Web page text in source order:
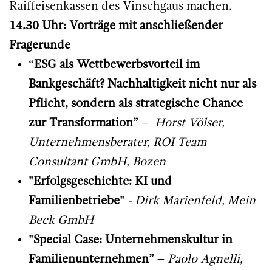
Raiffeisenkassen des Vinschgaus machen.
14.30 Uhr: Vorträge mit anschließender
Fragerunde
“ESG als Wettbewerbsvorteil im
Bankgeschäft? Nachhaltigkeit nicht nur als
Pflicht, sondern als strategische Chance
zur Transformation” – Horst Völser,
Unternehmensberater, ROI Team
Consultant GmbH, Bozen
"Erfolgsgeschichte: KI und
Familienbetriebe" - Dirk Marienfeld, Mein
Beck GmbH​
"Special Case: Unternehmenskultur in
Familienunternehmen” – Paolo Agnelli,